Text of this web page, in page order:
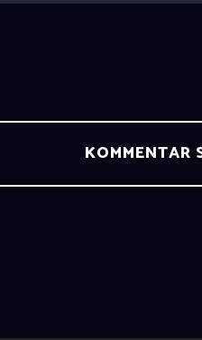
KOMMENTAR